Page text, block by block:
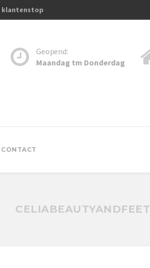
klantenstop
CONTACT
Geopend:
Maandag tm Donderdag
CELIABEAUTYANDFEET